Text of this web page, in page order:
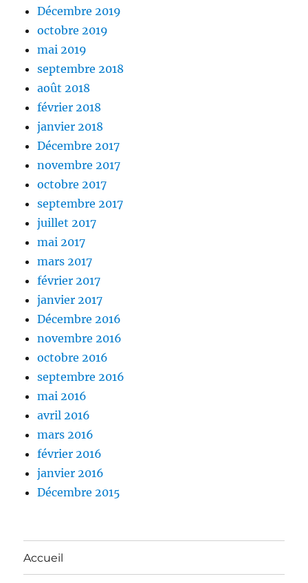
Décembre 2019
octobre 2019
mai 2019
septembre 2018
août 2018
février 2018
janvier 2018
Décembre 2017
novembre 2017
octobre 2017
septembre 2017
juillet 2017
mai 2017
mars 2017
février 2017
janvier 2017
Décembre 2016
novembre 2016
octobre 2016
septembre 2016
mai 2016
avril 2016
mars 2016
février 2016
janvier 2016
Décembre 2015
Accueil